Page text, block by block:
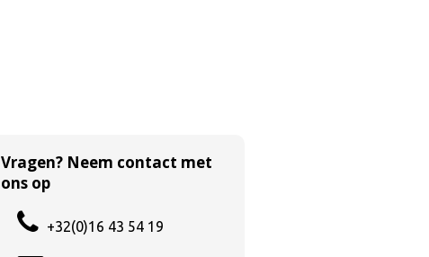
Vragen? Neem contact met
ons op
+32(0)16 43 54 19